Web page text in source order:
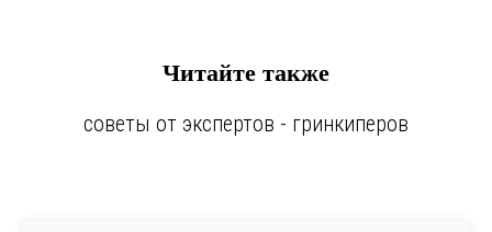
Читайте также
советы от экспертов - гринкиперов